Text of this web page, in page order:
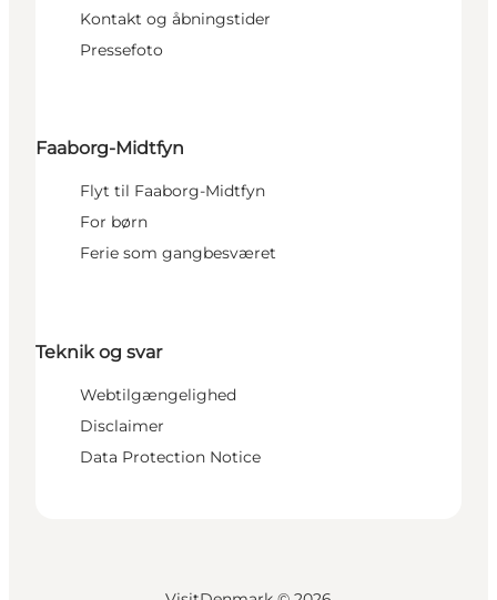
Kontakt og åbningstider
Pressefoto
Faaborg-Midtfyn
Flyt til Faaborg-Midtfyn
For børn
Ferie som gangbesværet
Teknik og svar
Webtilgængelighed
Disclaimer
Data Protection Notice